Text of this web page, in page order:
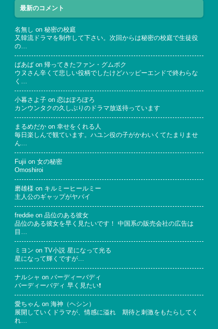
最新のコメント
名無し on 秘密の校庭
又韓流ドラマを制作して下さい。次回からは秘密の校庭で生徒役
の…
ばあば on 帰ってきたファン・グムボク
ウヌさん辛くて悲しい役柄でしたけどハッピーエンドで終わらな
く…
小暮さよ子 on 恋はぽろぽろ
カンウンタクの久しぶりのドラマ放送待っています
まるめだか on 幸せをくれる人
毎日楽しんで観ています。ハユン役の子がかわいくてたまりませ
ん…
Fujii on 女の秘密
Omoshiroi
磨雄様 on キルミーヒールミー
主人公のギャップがヤバイ
freddie on 品位のある彼女
品位のある彼女を早く見たいです！ 中国系の販売会社の広告は
目…
ミヨン on TV小説 星になって光る
星になって輝くですが…
ナルシャ on バーディーバディ
バーディーバディ 早く見たい❗
愛ちゃん on 海神（ヘシン）
展開していくドラマが、情感に溢れ 期待と刺激をもたらしてく
れ…